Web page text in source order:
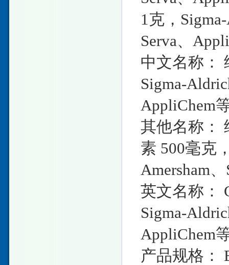
1克，
Serva、
中文名称：
Sigma-
AppliChem
其他名称：
素 500毫克
Amersham
英文名称：
Sigma-
AppliChem
产品规格：